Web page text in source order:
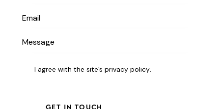
I agree with the site’sprivacy policy.